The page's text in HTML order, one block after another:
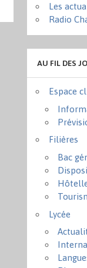
Les
Radio
AU FIL DES
Espace
Filières
Bac
Lycée